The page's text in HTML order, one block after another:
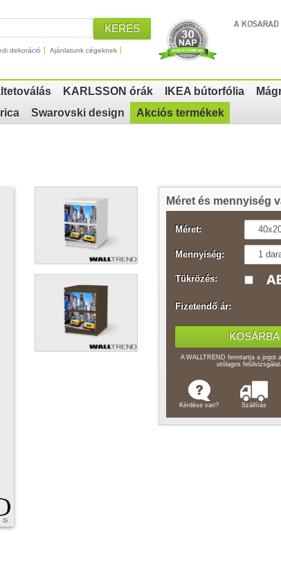
KERES
dekoráció
Ajánlatunk cégeknek
KARLSSON órák IKEA bútorfólia
Swarovski design Akciós termékek
Méret és mennyiség
Méret:
Mennyiség:
Tükrözés:
Fizetendő ár:
A WALLTREND fenntartja a jogot
utólagos
Kérdése van? Szállítás